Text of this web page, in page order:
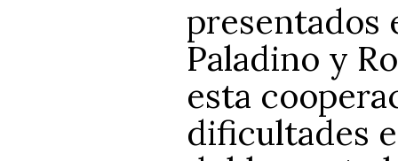
presentados
Paladino y
esta
dificultades